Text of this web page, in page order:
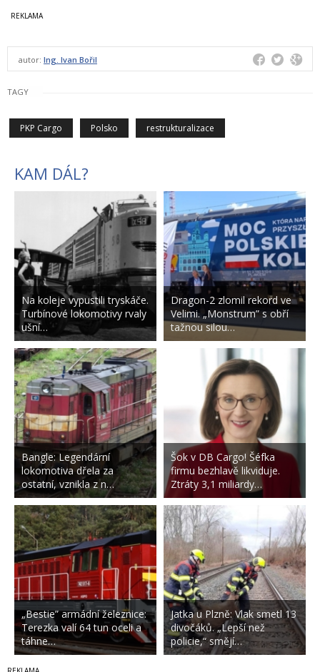
autor: Ing. Ivan Bořil
TAGY
PKP Cargo Polsko restrukturalizace
KAM DÁL?
Na koleje vypustili tryskáče.
Turbínové lokomotivy rvaly
ušní…
Bangle: Legendární
lokomotiva dřela za
ostatní, vznikla z n…
„Bestie” armádní železnice:
Terezka valí 64 tun oceli a
táhne…
Dragon-2 zlomil rekord ve
Velimi. „Monstrum” s obří
tažnou silou…
Šok v DB Cargo! Šéfka
firmu bezhlavě likviduje.
Ztráty 3,1 miliardy…
Jatka u Plzně: Vlak smetl 13
divočáků. „Lepší než
policie,“ smějí…